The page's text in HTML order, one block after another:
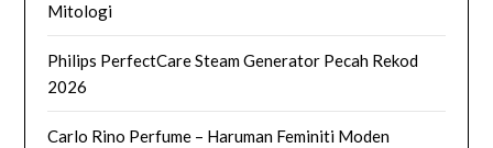
Mitologi
Philips PerfectCare Steam Generator Pecah Rekod
2026
Carlo Rino Perfume – Haruman Feminiti Moden